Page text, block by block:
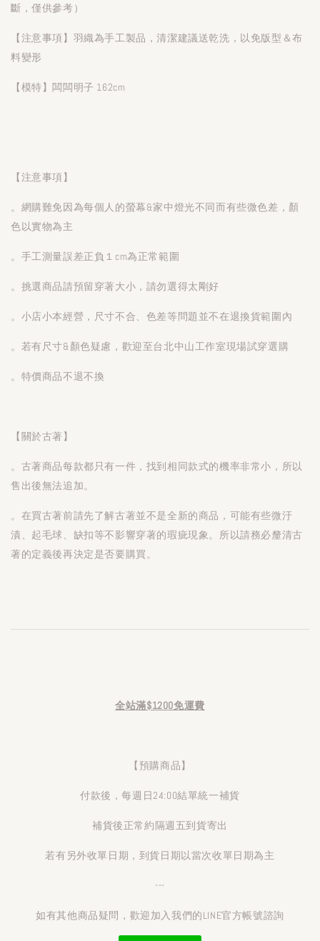
斷，僅供參考）
【注意事項】羽織為手工製品，清潔建議送乾洗，以免版型＆布
料變形
【模特】闆闆明子 162cm
【注意事項】
。網購難免因為每個人的螢幕&家中燈光不同而有些微色差，顏
色以實物為主
。手工測量誤差正負１cm為正常範圍
。挑選商品請預留穿著大小，請勿選得太剛好
。小店小本經營，尺寸不合、色差等問題並不在退換貨範圍內
。若有尺寸&顏色疑慮，歡迎至台北中山工作室現場試穿選購
。特價商品不退不換
【關於古著】
。古著商品每款都只有一件，找到相同款式的機率非常小，所以
售出後無法追加。
。在買古著前請先了解古著並不是全新的商品，可能有些微汙
漬、起毛球、缺扣等不影響穿著的瑕疵現象。所以請務必釐清古
著的定義後再決定是否要購買。
全站滿$1200免運費
【預購商品】
付款後，每週日24:00結單統一補貨
補貨後正常約隔週五到貨寄出
若有另外收單日期，到貨日期以當次收單日期為主
---
如有其他商品疑問，歡迎加入我們的LINE官方帳號諮詢